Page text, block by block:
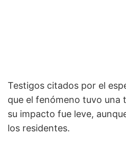
Testigos citados por el
que el fenómeno tuvo una
su impacto fue leve,
los residentes.